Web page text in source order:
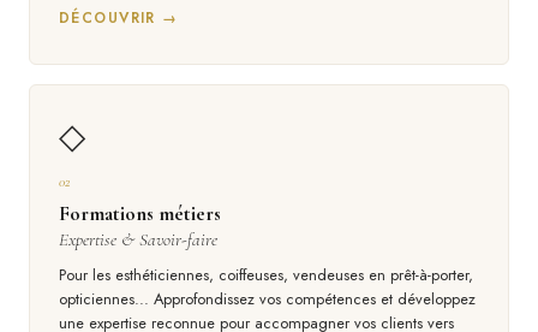
DÉCOUVRIR →
◇
02
Formations métiers
Expertise & Savoir-faire
Pour les esthéticiennes, coiffeuses, vendeuses en prêt-à-porter,
opticiennes... Approfondissez vos compétences et développez
une expertise reconnue pour accompagner vos clients vers